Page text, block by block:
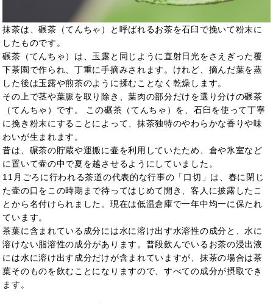
抹茶は、碾茶（てんちゃ）と呼ばれるお茶を石臼で挽いて粉末に
したものです。
碾茶（てんちゃ）は、玉露と同じように直射日光をさえぎった覆
下茶園で作られ、丁重に手摘みされます。けれど、摘んだ葉を蒸
した後は玉露や煎茶のように揉むことなく乾燥します。
その上で茎や葉脈を取り除き、葉肉の部分だけを選り分けの碾茶
（てんちゃ）です。 この碾茶（てんちゃ）を、石臼を使って丁寧
に挽き粉末にすることによって、抹茶独特のやわらかな香りや味
わいが生まれます。
昔は、碾茶の貯蔵や運搬に壷を利用していたため、倉や氷室など
に置いて壷の中で夏を越させるようにしていました。
11月ごろに行われる茶道の代表的な行事の「口切」は、春に閉じ
た壷の口をこの時期まで待ってはじめて開き、客人に披露したこ
とから名付けられました。現在は低温倉庫で一年中均一に保たれ
ています。
茶葉に含まれている成分には水に溶け出す水溶性の成分と、水に
溶けない脂溶性の成分があります。普段飲んでいるお茶の浸出液
には水に溶け出す成分だけが含まれていますが、抹茶の場合は茶
葉そのものを飲むことになりますので、すべての成分が摂取でき
ます。